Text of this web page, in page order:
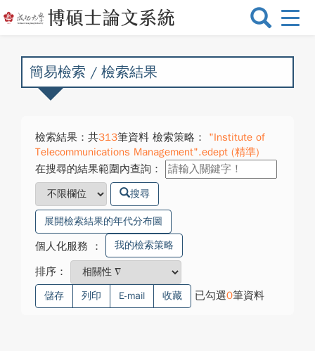
選
換
簡易檢索 / 檢索結果
檢索結果：共313筆資料 檢索策略：
"Institute of
Telecommunications Management".edept (精準)
在搜尋的結果範圍內查詢：
搜尋
展開檢索結果的年代分布圖
個人化服務 ： 我的檢索策略
排序：
儲存 列印 E-mail 收藏 已勾選0筆資料